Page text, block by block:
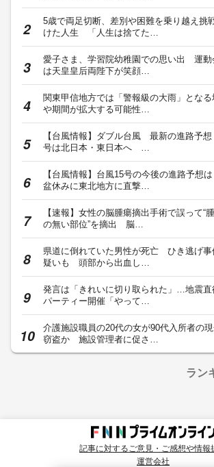
5歳で両足切断、差別や困難を乗り越え挑
けた人生 「人生は捨てた…
愛子さま、学習院幼稚園での思い出 運動
は天皇皇后両陛下が笑顔…
関東甲信地方では「警報級の大雨」となる
や期間が拡大する可能性…
【台風情報】ダブル台風 最新の進路予
号は北日本・東日本へ …
【台風情報】台風15号の今後の進路予想
盆休みに東北地方に直撃…
【速報】女性の脳腫瘍摘出手術で誤って“
の無い部位”を摘出 脳…
県道に倒れていた男性が死亡 ひき逃げ事
疑いも 頭部から出血し…
発言は「きれいに切り取られた」…地震直
パーティー開催「やって…
介護施設職員の20代の女が90代入所者の
窃盗か 施設管理者に促さ…
ラン
記事に対するご意見・ご感想や情報
運営会社